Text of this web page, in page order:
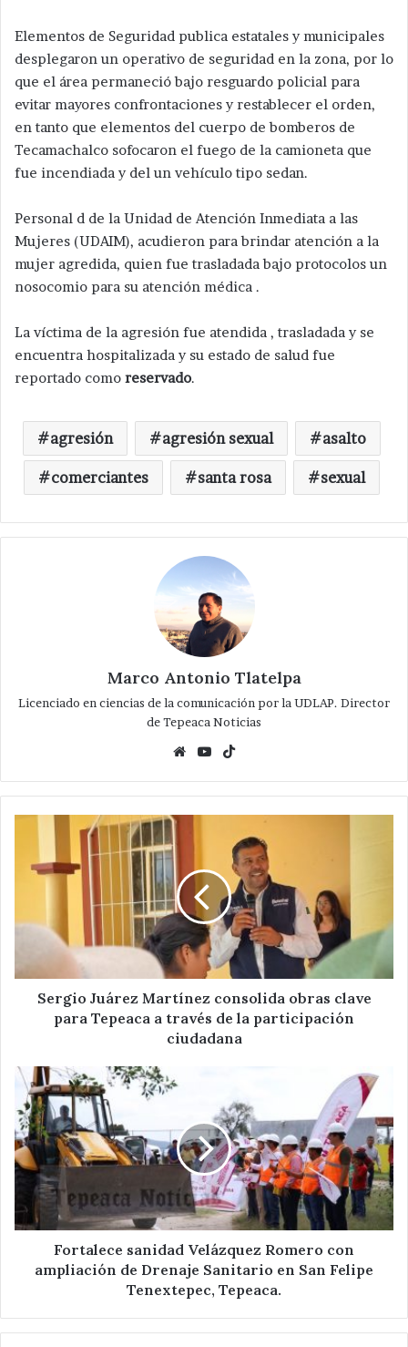
Elementos de Seguridad publica estatales y municipales
desplegaron un operativo de seguridad en la zona, por lo
que el área permaneció bajo resguardo policial para
evitar mayores confrontaciones y restablecer el orden,
en tanto que elementos del cuerpo de bomberos de
Tecamachalco sofocaron el fuego de la camioneta que
fue incendiada y del un vehículo tipo sedan.
Personal d de la Unidad de Atención Inmediata a las
Mujeres (UDAIM), acudieron para brindar atención a la
mujer agredida, quien fue trasladada bajo protocolos un
nosocomio para su atención médica .
La víctima de la agresión fue atendida , trasladada y se
encuentra hospitalizada y su estado de salud fue
reportado como reservado.
agresión agresión sexual asalto
comerciantes santa rosa sexual
Marco Antonio Tlatelpa
Licenciado en ciencias de la comunicación por la UDLAP. Director
de Tepeaca Noticias
WebsiteYouTube
Martínez
consolida
clave
a
través
ciudadana
Sergio Juárez Martínez consolida obras clave
para Tepeaca a través de la participación
ciudadana
Fortalece
sanidad
Velázquez
Romero
con
ampliación
Drenaje
Sanitario
Tepeaca.
Fortalece sanidad Velázquez Romero con
ampliación de Drenaje Sanitario en San Felipe
Tenextepec, Tepeaca.